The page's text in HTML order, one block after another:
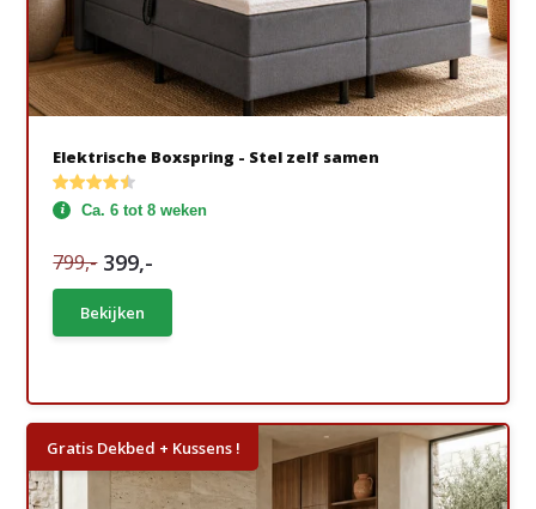
Elektrische Boxspring - Stel zelf samen
Ca. 6 tot 8 weken
799,- 399,-
Bekijken
Gratis Dekbed + Kussens !